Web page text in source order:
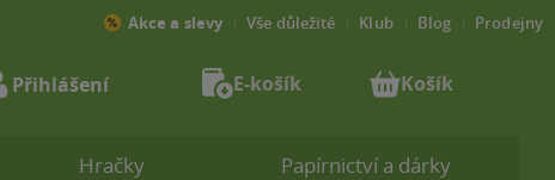
Hračky Papírnictví a dárky
Akce a slevy Vše důležité Klub Blog Prodejny
Přihlášení E-košík Košík